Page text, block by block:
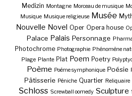
Medizin Montagne Morceau de musique
Musique Musique religieuse Musée
Nouvelle Novel Oper Opera house
Palace Palais Personnage
Photochrome Photographie Phénomène
Plage Plante Plat Poem Poetry
Poème Poème symphonique Poésie
Pâtisserie Péniche Quartier Reliquaire
Schloss Screwball oomedy Sculpture